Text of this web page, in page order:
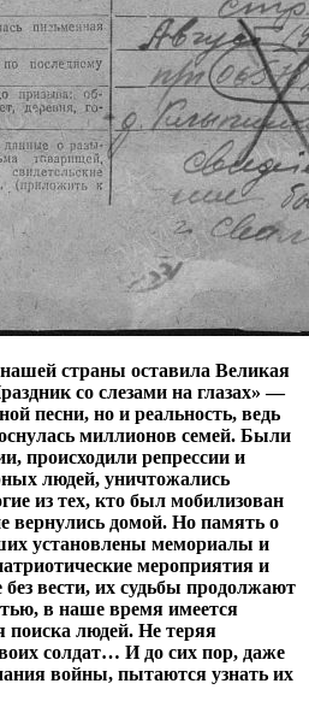
страны оставила Великая
со слезами на глазах» —
песни, но и реальность, ведь
миллионов семей. Были
происходили репрессии и
людей, уничтожались
из тех, кто был мобилизован
вернулись домой. Но память о
установлены мемориалы и
мероприятия и
вести, их судьбы продолжают
в наше время имеется
поиска людей. Не теряя
солдат… И до сих пор, даже
войны, пытаются узнать их